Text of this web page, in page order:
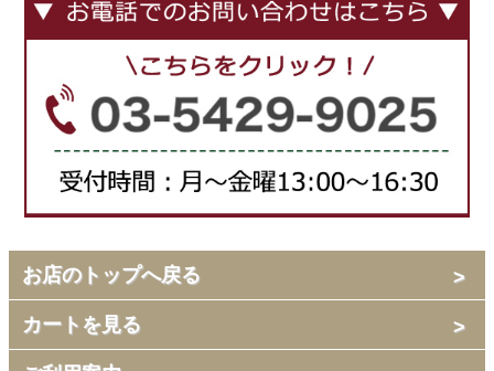
お店のトップへ戻る
カートを見る